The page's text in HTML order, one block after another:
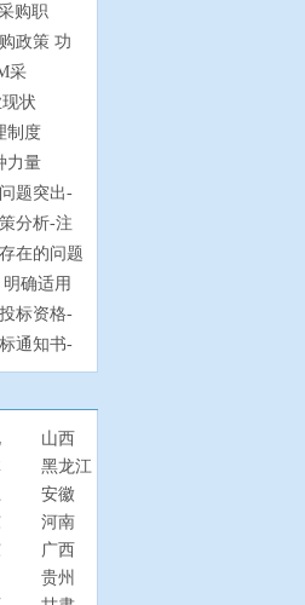
购职
政策 功
采
状
制度
力量
题突出-
分析-注
在的问题
确适用
标资格-
通知书-
山西
黑龙江
安徽
河南
广西
贵州